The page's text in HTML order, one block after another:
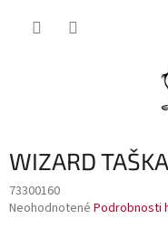
WIZARD
73300160
Priemerné
Neohodnotené Podrobnosti